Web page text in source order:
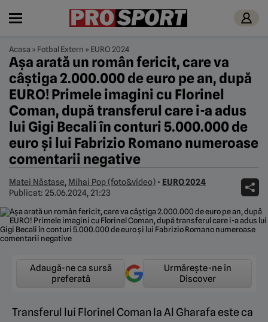
Acasa » Fotbal Extern » EURO 2024
Aşa arată un român fericit, care va
câştiga 2.000.000 de euro pe an, după
EURO! Primele imagini cu Florinel
Coman, după transferul care i-a adus
lui Gigi Becali în conturi 5.000.000 de
euro şi lui Fabrizio Romano numeroase
comentarii negative
Matei Năstase, Mihai Pop (foto&video) • EURO 2024
Publicat: 25.06.2024, 21:23
Adaugă-ne ca sursă
preferată
Urmărește-ne în
Discover
Transferul lui Florinel Coman la Al Gharafa este ca